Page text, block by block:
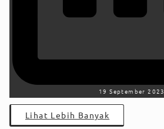
19 September 2023
Lihat Lebih Banyak